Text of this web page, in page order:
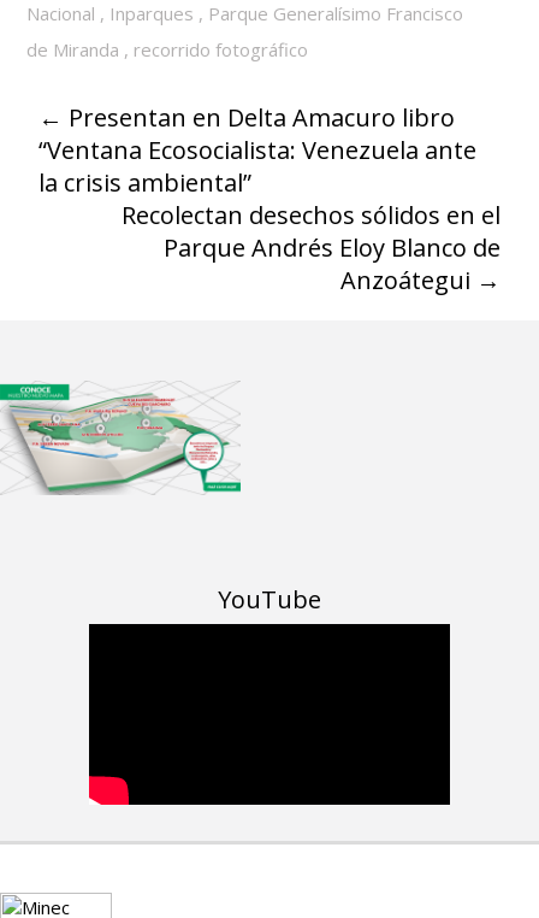
Nacional , Inparques , Parque Generalísimo Francisco
de Miranda , recorrido fotográfico
← Presentan en Delta Amacuro libro
“Ventana Ecosocialista: Venezuela ante
la crisis ambiental”
Recolectan desechos sólidos en el
Parque Andrés Eloy Blanco de
Anzoátegui →
YouTube